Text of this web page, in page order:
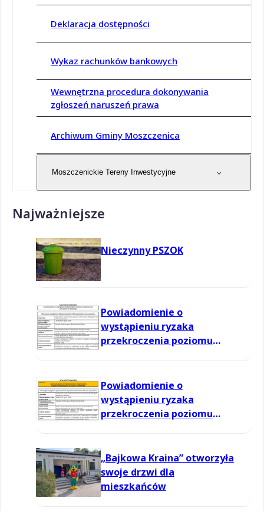
Deklaracja dostępności
Wykaz rachunków bankowych
Wewnętrzna procedura dokonywania
zgłoszeń naruszeń prawa
Archiwum Gminy Moszczenica
Moszczenickie Tereny Inwestycyjne
Najważniejsze
Nieczynny PSZOK
Powiadomienie o
wystąpieniu ryzaka
przekroczenia poziomu
Powiadomienie o
wystąpieniu ryzaka
przekroczenia poziomu
„Bajkowa Kraina” otworzyła
swoje drzwi dla
mieszkańców